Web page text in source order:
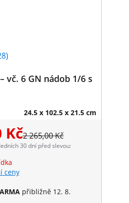
vč. 6 GN nádob 1/6 s
24.5 x 102.5 x 21.5 cm
Kč2 265,00 Kč
30 dní před slevou:
ceny
přibližně 12. 8.